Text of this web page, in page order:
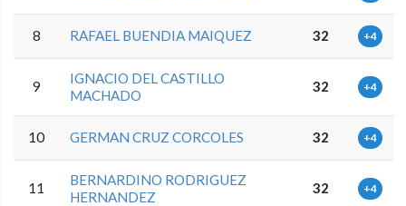
8 RAFAEL BUENDIA MAIQUEZ 32 +4
9
IGNACIO DEL CASTILLO
MACHADO
32 +4
10 GERMAN CRUZ CORCOLES 32 +4
11
BERNARDINO RODRIGUEZ
HERNANDEZ
32 +4